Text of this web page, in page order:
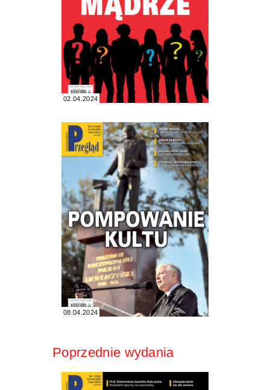
02.04.2024
08.04.2024
Poprzednie wydania